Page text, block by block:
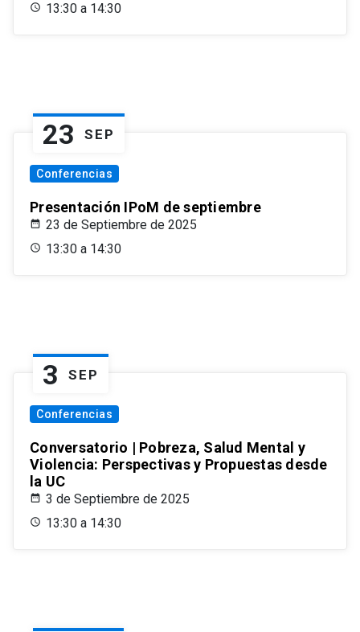
13:30 a 14:30
23 SEP
Conferencias
Presentación IPoM de septiembre
23 de Septiembre de 2025
13:30 a 14:30
3 SEP
Conferencias
Conversatorio | Pobreza, Salud Mental y
Violencia: Perspectivas y Propuestas desde
la UC
3 de Septiembre de 2025
13:30 a 14:30